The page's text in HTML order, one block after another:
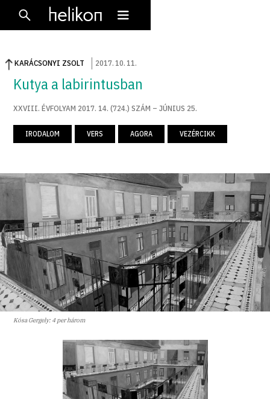
KARÁCSONYI ZSOLT 2017. 10. 11.
Kutya a labirintusban
XXVIII. ÉVFOLYAM 2017. 14. (724.) SZÁM – JÚNIUS 25.
IRODALOM VERS AGORA VEZÉRCIKK
Kósa Gergely: 4 per három